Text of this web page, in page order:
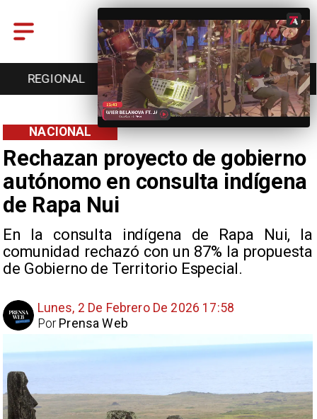
REGIONAL ENTRETENCIÓN DEPORTES
Rechazan proyecto de gobierno
autónomo en consulta indígena
de Rapa Nui
En la consulta indígena de Rapa Nui, la
comunidad rechazó con un 87% la propuesta
de Gobierno de Territorio Especial.
NACIONAL
Lunes, 2 De Febrero De 2026 17:58
Prensa Web
Por